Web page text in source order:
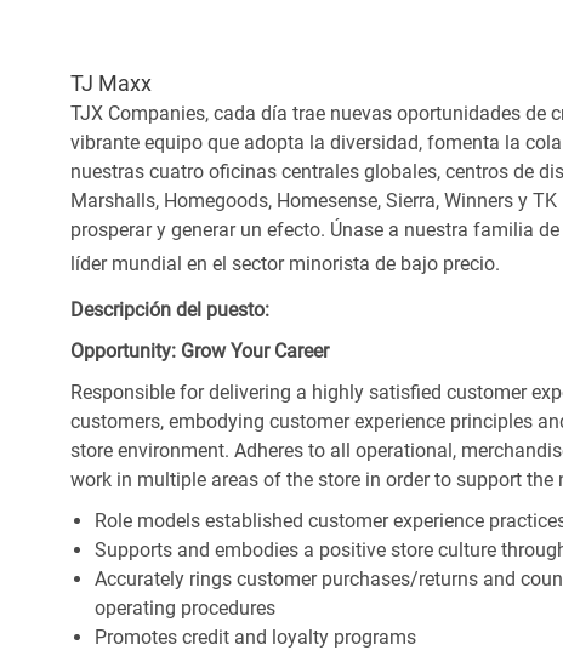
TJ Maxx
TJX Companies, cada día trae nuevas oportunidades de
vibrante equipo que adopta la diversidad, fomenta la
nuestras cuatro oficinas centrales globales, centros de
Marshalls, Homegoods, Homesense, Sierra, Winners y
prosperar y generar un efecto. Únase a nuestra familia
líder mundial en el sector minorista de bajo precio.
Descripción del puesto:
Opportunity: Grow Your Career
Responsible for delivering a highly satisfied customer
customers, embodying customer experience principles
store environment. Adheres to all operational,
work in multiple areas of the store in order to support the
Role models established customer experience
Supports and embodies a positive store culture
Accurately rings customer purchases/returns and
operating procedures
Promotes credit and loyalty programs